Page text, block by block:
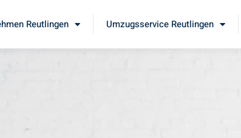
Reutlingen Umzugsservice Reutlingen